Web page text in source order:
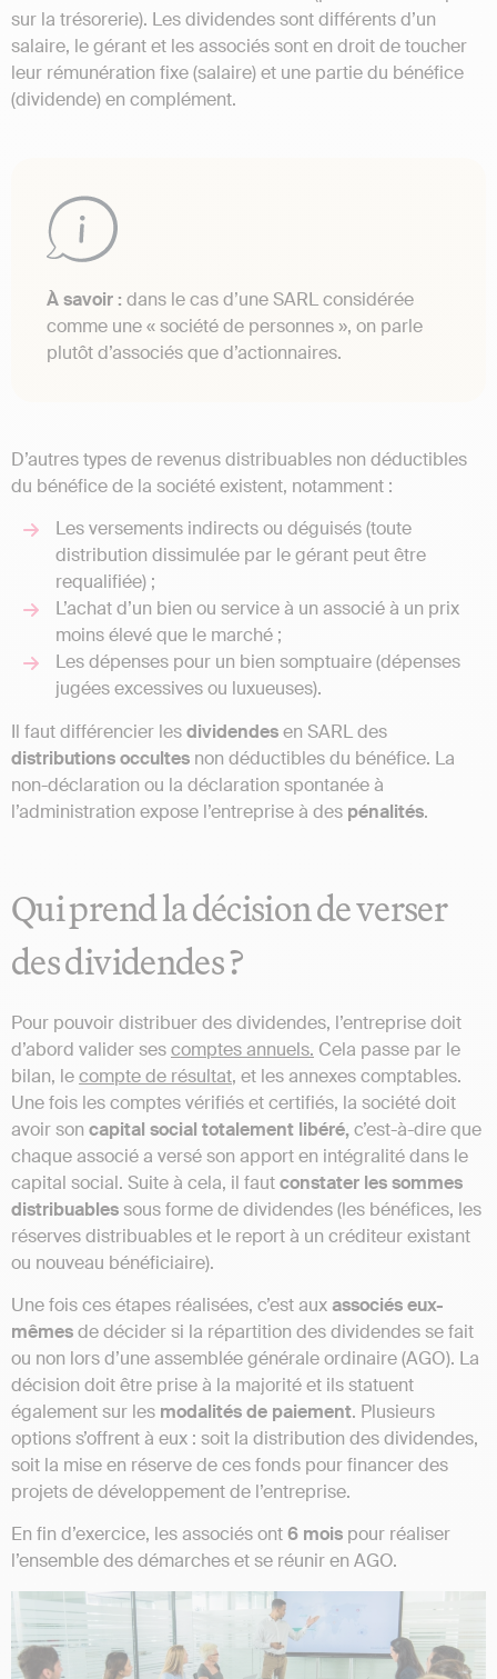
sur la trésorerie). Les dividendes sont différents d’un
salaire, le gérant et les associés sont en droit de toucher
leur rémunération fixe (salaire) et une partie du bénéfice
(dividende) en complément.
À savoir : dans le cas d’une SARL considérée
comme une « société de personnes », on parle
plutôt d’associés que d’actionnaires.
D’autres types de revenus distribuables non déductibles
du bénéfice de la société existent, notamment :
Les versements indirects ou déguisés (toute
distribution dissimulée par le gérant peut être
requalifiée) ;
L’achat d’un bien ou service à un associé à un prix
moins élevé que le marché ;
Les dépenses pour un bien somptuaire (dépenses
jugées excessives ou luxueuses).
Il faut différencier lesdividendesen SARL des
distributions occultes non déductibles du bénéfice. La
non-déclaration ou la déclaration spontanée à
l’administration expose l’entreprise à des pénalités.
Qui prend la décision de verser
des dividendes ?
Pour pouvoir distribuer des dividendes, l’entreprise doit
d’abord valider sescomptes annuels. Cela passe par le
bilan, lecompte de résultat, et les annexes comptables.
Une fois les comptes vérifiés et certifiés, la société doit
avoir son capital social totalement libéré,c’est-à-dire que
chaque associé a versé son apport en intégralité dans le
capital social. Suite à cela, il fautconstater les sommes
distribuablessous forme de dividendes (les bénéfices, les
réserves distribuables et le report à un créditeur existant
ou nouveau bénéficiaire).
Une fois ces étapes réalisées, c’est auxassociés eux-
mêmesde décider si la répartition des dividendes se fait
ou non lors d’une assemblée générale ordinaire (AGO). La
décision doit être prise à la majorité et ils statuent
également sur les modalités de paiement. Plusieurs
options s’offrent à eux : soit la distribution des dividendes,
soit la mise en réserve de ces fonds pour financer des
projets de développement de l’entreprise.
En fin d’exercice, les associés ont6 mois pour réaliser
l’ensemble des démarches et se réunir en AGO.